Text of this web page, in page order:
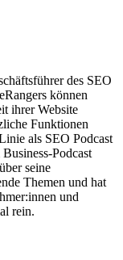
des SEO
können
ihrer Website
Funktionen
als SEO Podcast
Podcast
seine
Themen und hat
und
rein.